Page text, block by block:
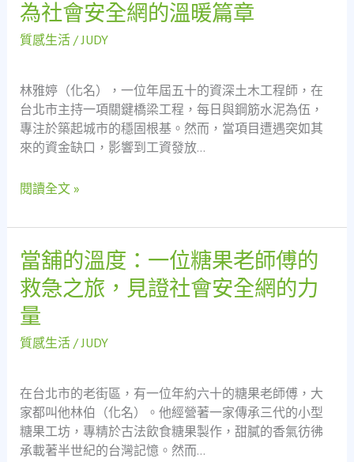
作
為
安
全
網
的
踐
為社會安全網的溫暖篇章
質感生活/JUDY
林雅婷（化名），一位年屆五十的資深土木工程師，在
台北市主持一項關鍵橋梁工程，每日與鋼筋水泥為伍，
專注於築起城市的穩固根基。然而，當項目遭遇突如其
來的資金缺口，影響到工資發放…
路
上
時
雨：
當
鋪
何
為
會
安
全
網
的
篇
章
閱讀全文 »
當舖的溫度：一位糖果老師傅的
救急之旅，見證社會安全網的力
量
質感生活/JUDY
在台北市的老街區，有一位年約六十的糖果老師傅，大
家都叫他林伯（化名）。他經營著一家傳承三代的小型
糖果工坊，專精於古法飲食糖果製作，甜膩的香氣彷彿
承載著半世紀的台灣記憶。然而…
當
舖
的
溫
一
糖
果
老
師